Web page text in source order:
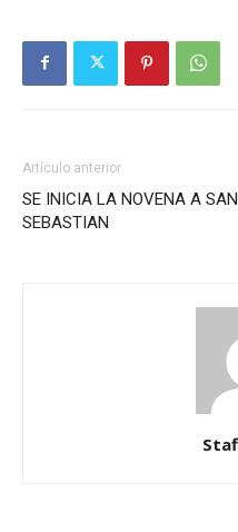
Artículo anterior
SE INICIA LA NOVENA A SAN
SEBASTIAN